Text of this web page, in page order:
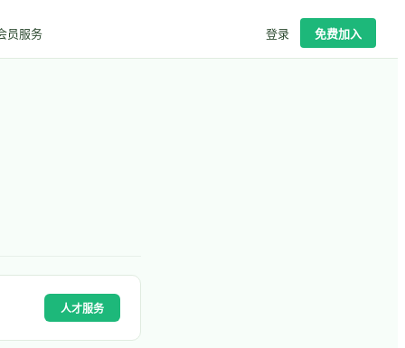
员服务 登录 免费加入
人才服务